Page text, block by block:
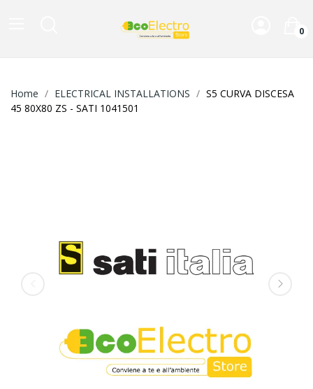
0
Home ELECTRICAL INSTALLATIONS
S5 CURVA DISCESA
45 80X80 ZS - SATI 1041501